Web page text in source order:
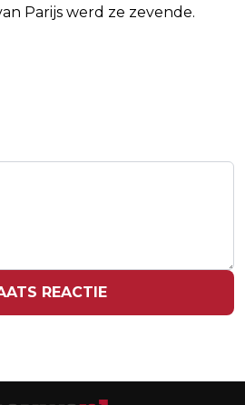
Parijs werd ze zevende.
STRIK TER
AAN LUXEMERK
MISLEIDING'
REACTIE